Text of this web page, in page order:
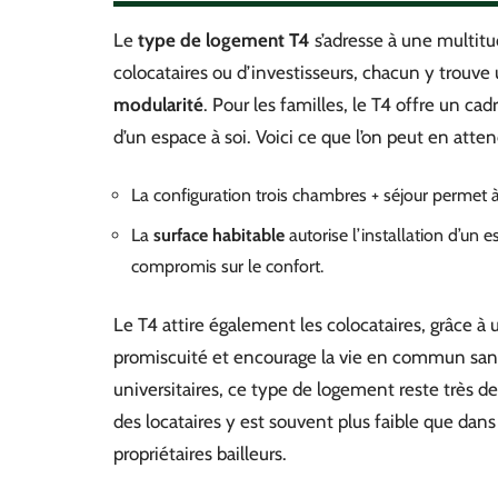
Le type de logement T4 s’adresse à une
colocataires ou d’investisseurs, chacun y trouve
modularité. Pour les familles, le T4 offre un
d’un espace à soi. Voici ce que l’on peut en
La configuration trois chambres + séjour permet
La surface habitable autorise l’installation d’un
compromis sur le confort.
Le T4 attire également les colocataires, grâce
promiscuité et encourage la vie en commun
universitaires, ce type de logement reste très
des locataires y est souvent plus faible que
propriétaires bailleurs.